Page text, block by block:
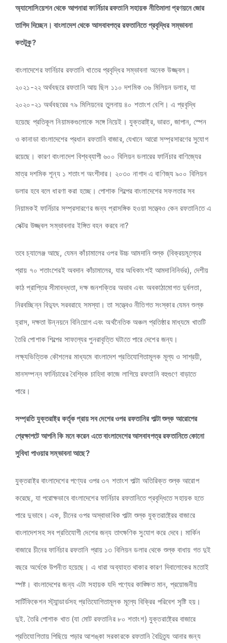
অ্যাসোসিয়েশন থেকে আপনারা ফার্নিচার রফতানি সহায়ক নীতিমালা প্রণয়নে জোর
তাগিদ দিচ্ছেন। বাংলাদেশ থেকে আসবাবপত্র রফতানিতে প্রবৃদ্ধির সম্ভাবনা
কতটুকু?
বাংলাদেশের ফার্নিচার রফতানি খাতের প্রবৃদ্ধির সম্ভাবনা অনেক উজ্জ্বল।
২০২১-২২ অর্থবছরে রফতানি আয় ছিল ১১০ দশমিক ৩৬ মিলিয়ন ডলার, যা
২০২০-২১ অর্থবছরের ৭৯ মিলিয়নের তুলনায় ৪০ শতাংশ বেশি। এ প্রবৃদ্ধি
হয়েছে প্রতিকূল নিয়ামকগুলোকে সঙ্গে নিয়েই। যুক্তরাষ্ট্র, ভারত, জাপান, স্পেন
ও কানাডা বাংলাদেশের প্রধান রফতানি বাজার, যেখানে আরো সম্প্রসারণের সুযোগ
রয়েছে। কারণ বাংলাদেশ বিশ্বব্যাপী ৬০০ বিলিয়ন ডলারের ফার্নিচার বাণিজ্যের
মাত্র দশমিক শূন্য ১ শতাংশ অংশীদার। ২০৩০ নাগাদ এ বাণিজ্য ৯০০ বিলিয়ন
ডলার হবে বলে ধারণা করা হচ্ছে। পোশাক শিল্পের বাংলাদেশের সফলতার সব
নিয়ামকই ফার্নিচার সম্প্রসারণের জন্য প্রাসঙ্গিক হওয়া সত্ত্বেও কেন রফতানিতে এ
সেক্টর উজ্জ্বল সম্ভাবনার ইঙ্গিত বহন করবে না?
তবে চ্যালেঞ্জ আছে, যেমন কাঁচামালের ওপর উচ্চ আমদানি শুল্ক (বিক্রয়মূল্যের
প্রায় ৭০ শতাংশেরই অবদান কাঁচামালের, যার অধিকাংশই আমদানিনির্ভর), দেশীয়
কাঠ প্রাপ্তির সীমাবদ্ধতা, দক্ষ জনশক্তির অভাব এবং অবকাঠামোগত দুর্বলতা,
নিরবচ্ছিন্ন বিদ্যুৎ সরবরাহে সমস্যা। তা সত্ত্বেও নীতিগত সংস্কার যেমন শুল্ক
হ্রাস, দক্ষতা উন্নয়নে বিনিয়োগ এবং অর্থনৈতিক অঞ্চল প্রতিষ্ঠার মাধ্যমে খাতটি
তৈরি পোশাক শিল্পের সাফল্যের পুনরাবৃত্তি ঘটাতে পারে দেশের জন্য।
লক্ষ্যভিত্তিক কৌশলের মাধ্যমে বাংলাদেশ প্রতিযোগিতামূলক মূল্য ও সাশ্রয়ী,
মানসম্পন্ন ফার্নিচারের বৈশ্বিক চাহিদা কাজে লাগিয়ে রফতানি বহুগুণে বাড়াতে
পারে।
সম্প্রতি যুক্তরাষ্ট্র কর্তৃক প্রায় সব দেশের ওপর রফতানির পাল্টা শুল্ক আরোপের
প্রেক্ষাপটে আপনি কি মনে করেন এতে বাংলাদেশের আসবাবপত্র রফতানিতে কোনো
সুবিধা পাওয়ার সম্ভাবনা আছে?
যুক্তরাষ্ট্র বাংলাদেশের পণ্যের ওপর ৩৭ শতাংশ পাল্টা অতিরিক্ত শুল্ক আরোপ
করেছে, যা পরোক্ষভাবে বাংলাদেশের ফার্নিচার রফতানিতে প্রবৃদ্ধিতে সহায়ক হতে
পারে দুভাবে। এক, চীনের ওপর অস্বাভাবিক পাল্টা শুল্ক যুক্তরাষ্ট্রের বাজারে
বাংলাদেশসহ সব প্রতিযোগী দেশের জন্য তাৎক্ষণিক সুযোগ করে দেবে। মার্কিন
বাজারে চীনের ফার্নিচার রফতানি প্রায় ১৩ বিলিয়ন ডলার থেকে শুল্ক বাধায় গত দুই
বছরে অর্ধেকে উপনীত হয়েছে। এ ধারা অব্যাহত থাকার কারণ দিবালোকের মতোই
স্পষ্ট। বাংলাদেশের জন্য এটা সহায়ক যদি পণ্যের কাঙ্ক্ষিত মান, প্রয়োজনীয়
সার্টিফিকেশন স্ট্যান্ডার্ডসহ প্রতিযোগিতামূলক মূল্যে বিক্রির পরিবেশ সৃষ্টি হয়।
দুই. তৈরি পোশাক খাত (যা মোট রফতানির ৮০ শতাংশ) যুক্তরাষ্ট্রের বাজারে
প্রতিযোগিতায় পিছিয়ে পড়ার আশঙ্কা সরকারকে রফতানি বৈচিত্র্য আনার জন্য